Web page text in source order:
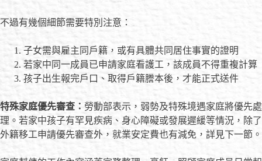
不過有幾個細節需要特別注意：
子女需與雇主同戶籍，或有具體共同居住事實的證明
若家中同一成員已申請家庭看護工，該成員不得重複計算
孩子出生報完戶口、取得戶籍謄本後，才能正式送件
特殊家庭優先審查： 勞動部表示，弱勢及特殊境遇家庭將優先處
理。若家中孩子有罕見疾病、身心障礙或發展遲緩等情況，除了
外籍移工申請優先審查外，就業安定費也有減免，詳見下一節。